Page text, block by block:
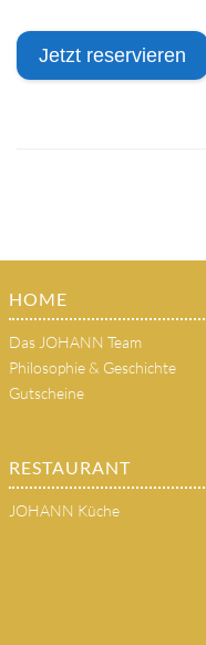
Jetzt reservieren
HOME
Das JOHANN Team
Philosophie & Geschichte
Gutscheine
RESTAURANT
JOHANN Küche